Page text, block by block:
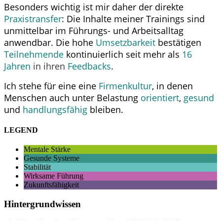
Besonders wichtig ist mir daher der direkte
Praxistransfer: Die Inhalte meiner Trainings sind
unmittelbar im Führungs- und Arbeitsalltag
anwendbar. Die hohe Umsetzbarkeit bestätigen
Teilnehmende kontinuierlich seit mehr als 16
Jahren in ihren Feedbacks.
Ich stehe für eine eine Firmenkultur, in denen
Menschen auch unter Belastung orientiert, gesund
und handlungsfähig bleiben.
LEGEND
Mentale Stärke
Gesunde Systeme
Stabilität
Wirksame Führung
Zukunftsfähigkeit
Hintergrundwissen